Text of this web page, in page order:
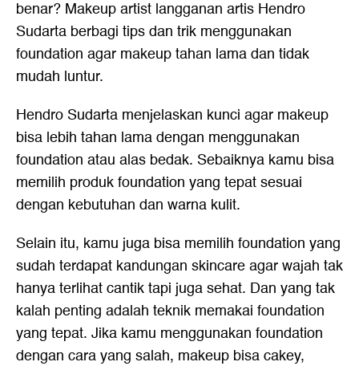
benar? Makeup artist langganan artis Hendro
Sudarta berbagi tips dan trik menggunakan
foundation agar makeup tahan lama dan tidak
mudah luntur.
Hendro Sudarta menjelaskan kunci agar makeup
bisa lebih tahan lama dengan menggunakan
foundation atau alas bedak. Sebaiknya kamu bisa
memilih produk foundation yang tepat sesuai
dengan kebutuhan dan warna kulit.
Selain itu, kamu juga bisa memilih foundation yang
sudah terdapat kandungan skincare agar wajah tak
hanya terlihat cantik tapi juga sehat. Dan yang tak
kalah penting adalah teknik memakai foundation
yang tepat. Jika kamu menggunakan foundation
dengan cara yang salah, makeup bisa cakey,